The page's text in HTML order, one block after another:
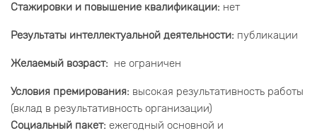
Стажировки и повышение квалификации: нет
Результаты интеллектуальной деятельности: публикации
Желаемый возраст: не ограничен
Условия премирования: высокая результативность работы
(вклад в результативность организации)
Социальный пакет: ежегодный основной и